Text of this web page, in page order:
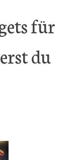
für
du